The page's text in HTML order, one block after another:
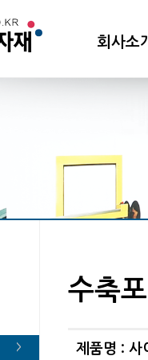
회사소
>
수축
제품명 :